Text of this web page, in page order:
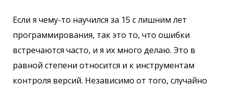
Если я чему-то научился за 15 с лишним лет
программирования, так это то, что ошибки
встречаются часто, и я их много делаю. Это в
равной степени относится и к инструментам
контроля версий. Независимо от того, случайно